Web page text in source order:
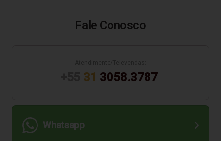
Fale Conosco
31 3058.3787
Whatsapp